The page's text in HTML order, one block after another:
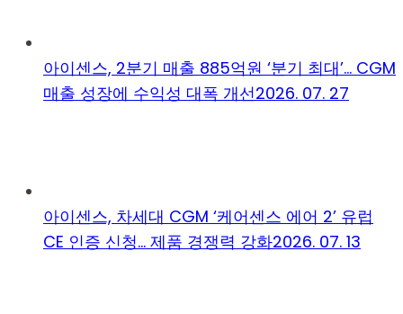
아이센스, 2분기 매출 885억원 ‘분기 최대’… CGM
매출 성장에 수익성 대폭 개선2026. 07. 27
아이센스, 차세대 CGM ‘케어센스 에어 2’ 유럽
CE 인증 신청… 제품 경쟁력 강화2026. 07. 13